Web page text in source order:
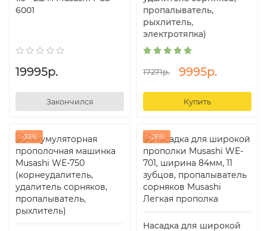
6001
19995р.
Закончился
пропалыватель,
рыхлитель,
электротяпка)
17271р. 9995р.
Купить
-36% -26%
Насадка для широкой